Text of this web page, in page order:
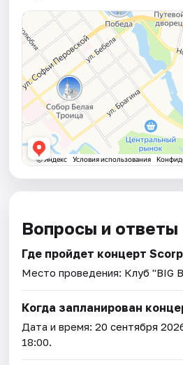
Вопросы и ответы
Где пройдет концерт
Место проведения: Клуб "BIG
Когда запланирован
Дата и время:20 сентября
18:00.